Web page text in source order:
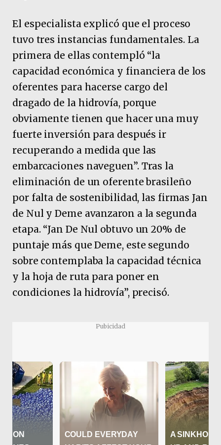
El especialista explicó que el proceso
tuvo tres instancias fundamentales. La
primera de ellas contempló “la
capacidad económica y financiera de los
oferentes para hacerse cargo del
dragado de la hidrovía, porque
obviamente tienen que hacer una muy
fuerte inversión para después ir
recuperando a medida que las
embarcaciones naveguen”. Tras la
eliminación de un oferente brasileño
por falta de sostenibilidad, las firmas Jan
de Nul y Deme avanzaron a la segunda
etapa. “Jan De Nul obtuvo un 20% de
puntaje más que Deme, este segundo
sobre contemplaba la capacidad técnica
y la hoja de ruta para poner en
condiciones la hidrovía”, precisó.
Pubicidad